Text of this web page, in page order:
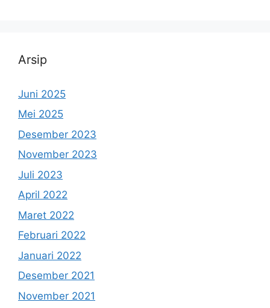
Arsip
Juni 2025
Mei 2025
Desember 2023
November 2023
Juli 2023
April 2022
Maret 2022
Februari 2022
Januari 2022
Desember 2021
November 2021